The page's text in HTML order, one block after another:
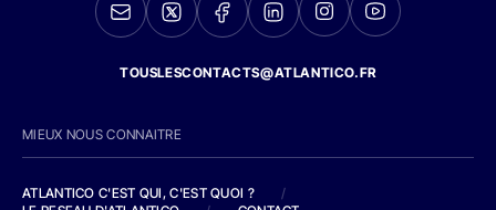
TOUSLESCONTACTS@ATLANTICO.FR
MIEUX NOUS CONNAITRE
ATLANTICO C'EST QUI, C'EST QUOI ?
/